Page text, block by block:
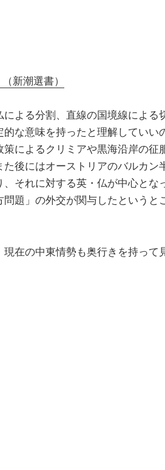
新潮選書）
よる分割、直線の国境線による
な意味を持ったと理解していい
によるクリミアや黒海沿岸の征
後にはオーストリアのバルカン
それに対する英・仏が中心とな
題」の外交が関与したというと
在の中東情勢も奥行きを持って